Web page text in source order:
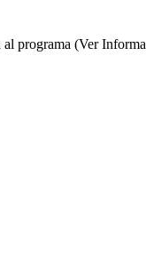
programa (Ver